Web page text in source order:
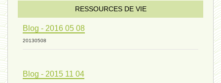
sexualité 06 - 9 octobre 2024
ressources de vie 04 - 26
mode de production industriel 01 -
RESSOURCES DE VIE
Blog - 2016 05 08
20130508
Blog - 2015 11 04